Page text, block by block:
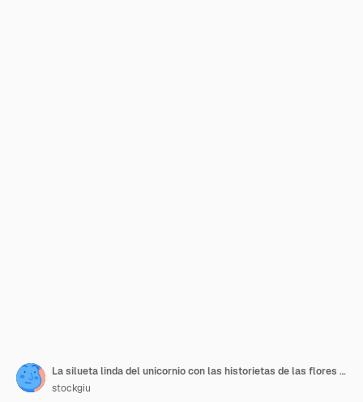
La silueta linda del unicornio con las historietas de las flores vector el diseño gráfico del ejemplo
stockgiu